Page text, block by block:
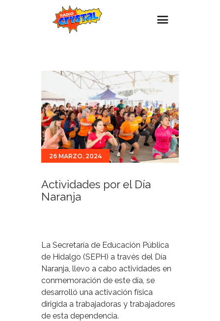
Estaciones
Eventos
Promociones
Noticias
Para ti
Contacto
26 MARZO, 2024
Actividades por el Día
Naranja
La Secretaría de Educación Pública
de Hidalgo (SEPH) a través del Día
Naranja, llevo a cabo actividades en
conmemoración de este día, se
desarrolló una activación física
dirigida a trabajadoras y trabajadores
de esta dependencia.